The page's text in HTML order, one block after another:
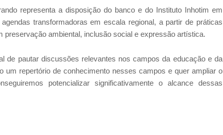
representa a disposição do banco e do Instituto Inhotim em
transformadoras em escala regional, a partir de práticas
ambiental, inclusão social e expressão artística.
de pautar discussões relevantes nos campos da educação e da
um repertório de conhecimento nesses campos e quer ampliar o
potencializar significativamente o alcance dessas